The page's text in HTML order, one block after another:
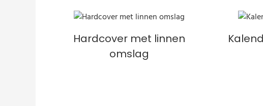
Hardcover met linnen
omslag